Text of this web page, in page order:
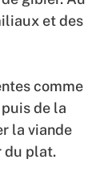
et des
comme
de la
la viande
du plat.